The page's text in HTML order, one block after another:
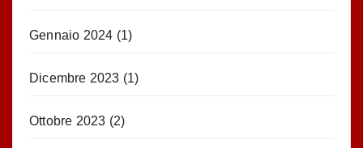
Gennaio 2024 (1)
Dicembre 2023 (1)
Ottobre 2023 (2)